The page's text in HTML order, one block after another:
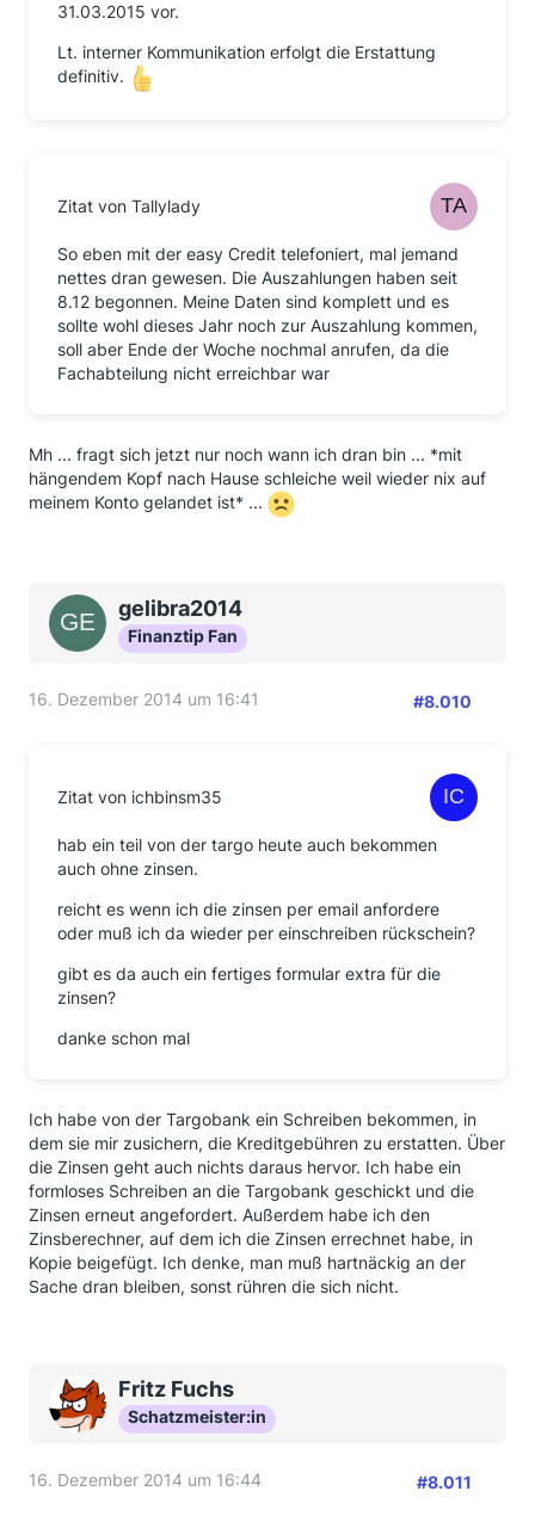
31.03.2015 vor.
Lt. interner Kommunikation erfolgt die Erstattung
definitiv.
Zitat von Tallylady
So eben mit der easy Credit telefoniert, mal jemand
nettes dran gewesen. Die Auszahlungen haben seit
8.12 begonnen. Meine Daten sind komplett und es
sollte wohl dieses Jahr noch zur Auszahlung kommen,
soll aber Ende der Woche nochmal anrufen, da die
Fachabteilung nicht erreichbar war
Mh ... fragt sich jetzt nur noch wann ich dran bin ... *mit
hängendem Kopf nach Hause schleiche weil wieder nix auf
meinem Konto gelandet ist* ...
gelibra2014
Finanztip Fan
16. Dezember 2014 um 16:41 #8.010
Zitat von ichbinsm35
hab ein teil von der targo heute auch bekommen
auch ohne zinsen.
reicht es wenn ich die zinsen per email anfordere
oder muß ich da wieder per einschreiben rückschein?
gibt es da auch ein fertiges formular extra für die
zinsen?
danke schon mal
Ich habe von der Targobank ein Schreiben bekommen, in
dem sie mir zusichern, die Kreditgebühren zu erstatten. Über
die Zinsen geht auch nichts daraus hervor. Ich habe ein
formloses Schreiben an die Targobank geschickt und die
Zinsen erneut angefordert. Außerdem habe ich den
Zinsberechner, auf dem ich die Zinsen errechnet habe, in
Kopie beigefügt. Ich denke, man muß hartnäckig an der
Sache dran bleiben, sonst rühren die sich nicht.
Fritz Fuchs
Schatzmeister:in
16. Dezember 2014 um 16:44 #8.011